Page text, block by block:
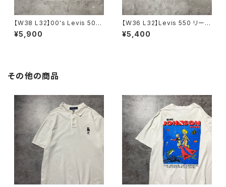
【W38 L32】00's Levis 505
リーバイス ジッパーフライ ス
トレート 濃紺 デニムパン
¥5,900
【W36 L32】Levis 550 リーバ
イス ジッパーフライ バギ
ー テーパード 140周年 デ
¥5,400
その他の商品